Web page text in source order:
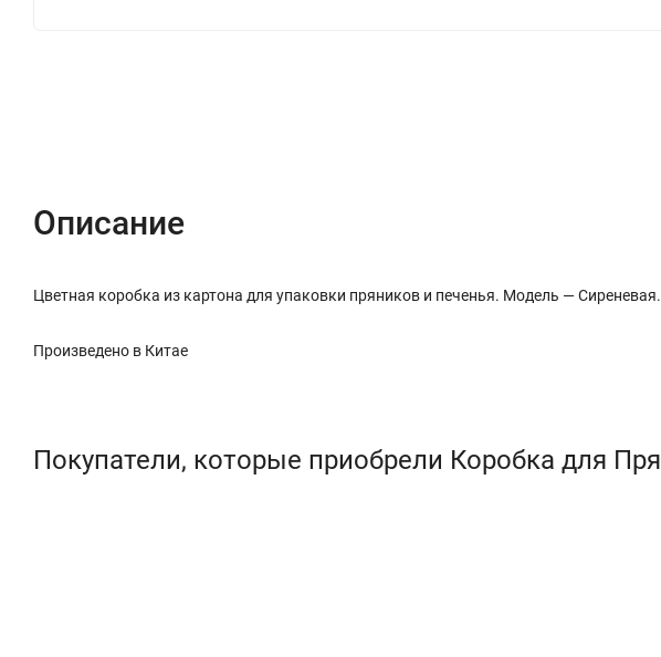
Описание
Цветная коробка из картона для упаковки пряников и печенья. Модель —
Произведено в Китае
Покупатели, которые приобрели Коробка для